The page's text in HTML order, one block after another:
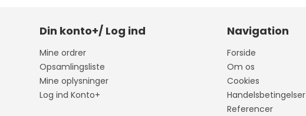
Din konto+/ Log ind
Mine ordrer
Opsamlingsliste
Mine oplysninger
Log ind Konto+
Navigation
Forside
Om os
Cookies
Handelsbetingelser
Referencer